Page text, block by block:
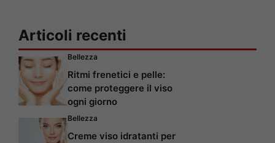
Articoli recenti
Bellezza
Ritmi frenetici e pelle:
come proteggere il viso
ogni giorno
Bellezza
Creme viso idratanti per